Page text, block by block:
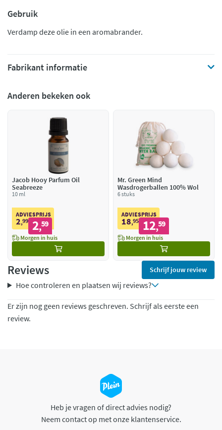
Gebruik
Verdamp deze olie in een aromabrander.
Fabrikant informatie
Anderen bekeken ook
Jacob Hooy Parfum Oil
Seabreeze
10 ml
ADVIESPRIJS
2,99 2,59
Morgen in huis
Mr. Green Mind
Wasdrogerballen 100% Wol
6 stuks
ADVIESPRIJS
18,95 12,59
Morgen in huis
Reviews Schrijf jouw review
Hoe controleren en plaatsen wij reviews?
Er zijn nog geen reviews geschreven. Schrijf als eerste een
review.
Heb je vragen of direct advies nodig?
Neem contact op met onze klantenservice.